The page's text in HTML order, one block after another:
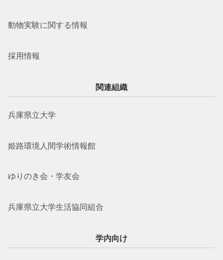
動物実験に関する情報
採用情報
関連組織
兵庫県立大学
姫路環境人間学術情報館
ゆりのき会・学友会
兵庫県立大学生活協同組合
学内向け